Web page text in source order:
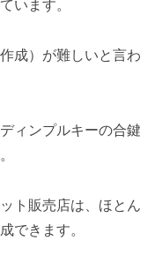
います。
成）が難しいと言わ
ィンプルキーの合鍵
ト販売店は、ほとん
できます。